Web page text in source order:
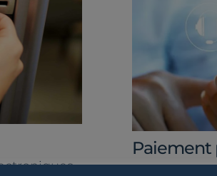
Paiement